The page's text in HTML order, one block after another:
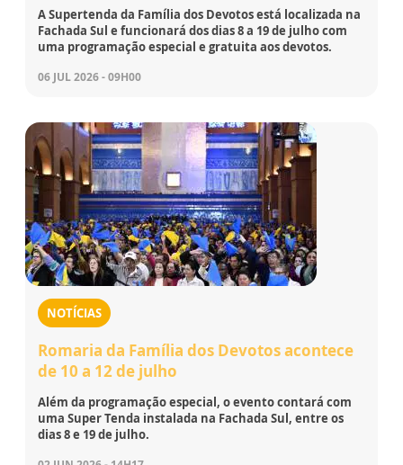
A Supertenda da Família dos Devotos está localizada na
Fachada Sul e funcionará dos dias 8 a 19 de julho com
uma programação especial e gratuita aos devotos.
06 JUL 2026 - 09H00
NOTÍCIAS
Romaria da Família dos Devotos acontece
de 10 a 12 de julho
Além da programação especial, o evento contará com
uma Super Tenda instalada na Fachada Sul, entre os
dias 8 e 19 de julho.